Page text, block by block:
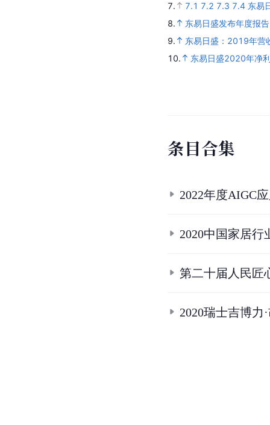
7.
7.1 7.2 7.3 7.4 东易
8.
东易日盛发布年度报
9.
东易日盛：2019年营
10.
东易日盛2020年净
条目合集
2022年度AIGC
2020中国家居行
第二十届人民匠
2020瑞士吉博力